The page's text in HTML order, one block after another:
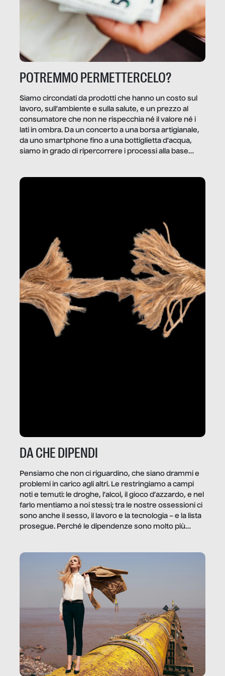
POTREMMO PERMETTERCELO?
Siamo circondati da prodotti che hanno un costo sul
lavoro, sull’ambiente e sulla salute, e un prezzo al
consumatore che non ne rispecchia né il valore né i
lati in ombra. Da un concerto a una borsa artigianale,
da uno smartphone fino a una bottiglietta d’acqua,
siamo in grado di ripercorrere i processi alla base
dietro gli oggetti e i servizi che fanno la nostra vita
DA CHE DIPENDI
Pensiamo che non ci riguardino, che siano drammi e
problemi in carico agli altri. Le restringiamo a campi
noti e temuti: le droghe, l’alcol, il gioco d’azzardo, e nel
farlo mentiamo a noi stessi; tra le nostre ossessioni ci
sono anche il sesso, il lavoro e la tecnologia – e la lista
prosegue. Perché le dipendenze sono molto più
trae un guadagno. In questo reportage vediamo
quale e come.